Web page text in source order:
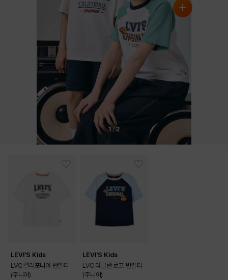
1 /2
LEVI'S Kids
LVC 캘리포니아 반팔티
(주니어)
LEVI'S Kids
LVC 라글란 로고 반팔티
(주니어)